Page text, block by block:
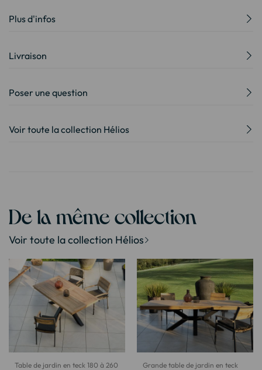
Plus d'infos
Livraison
Poser une question
Voir toute la collection Hélios
De la même collection
Voir toute la collection Hélios
Table de jardin en teck 180 à 260
Grande table de jardin en teck